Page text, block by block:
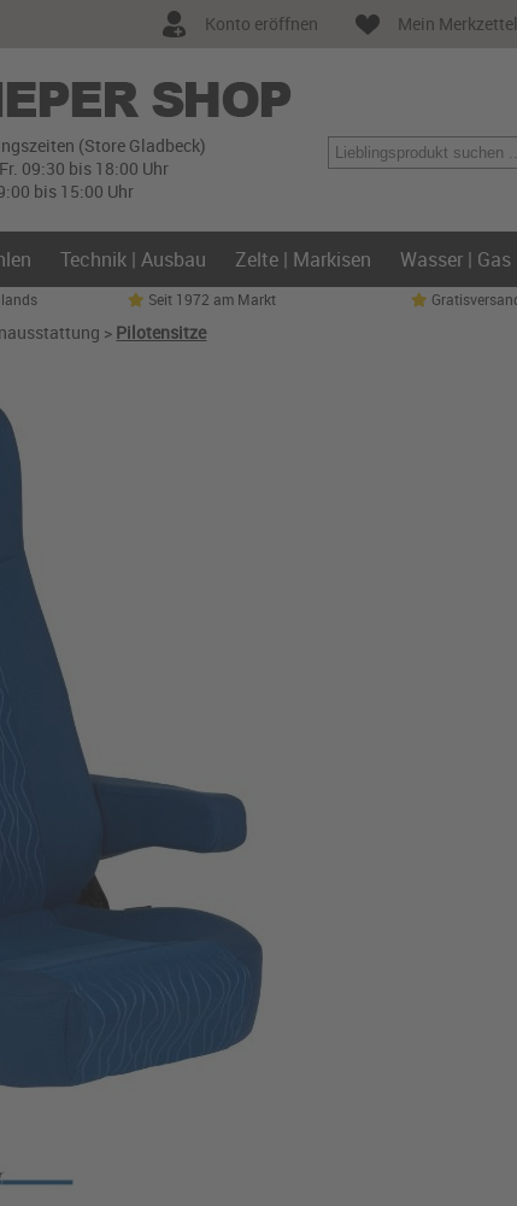
Mein Merkzettel
Konto eröffnen
(Store Gladbeck)
09:30 bis 18:00 Uhr
bis 15:00 Uhr
Technik | Ausbau Zelte | Markisen Wasser | Gas
Seit 1972 am Markt
> Pilotensitze